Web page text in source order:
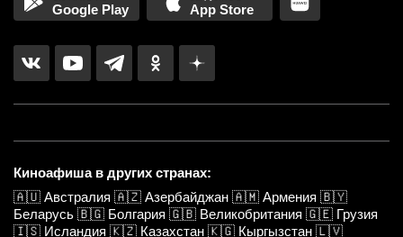
Google Play App Store
Киноафиша в других странах:
🇦🇺 Австралия 🇦🇿 Азербайджан 🇦🇲 Армения 🇧🇾
Беларусь 🇧🇬 Болгария 🇬🇧 Великобритания 🇬🇪 Грузия
🇮🇸 Исландия 🇰🇿 Казахстан 🇰🇬 Кыргызстан 🇱🇻